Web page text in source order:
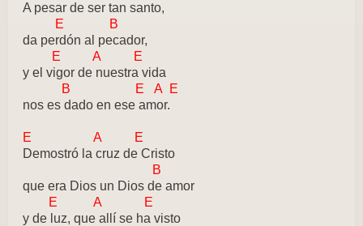
A pesar de ser tan santo,
E B
da perdón al pecador,
E A E
y el vigor de nuestra vida
B E A E
nos es dado en ese amor.
E A E
Demostró la cruz de Cristo
B
que era Dios un Dios de amor
E A E
y de luz, que allí se ha visto